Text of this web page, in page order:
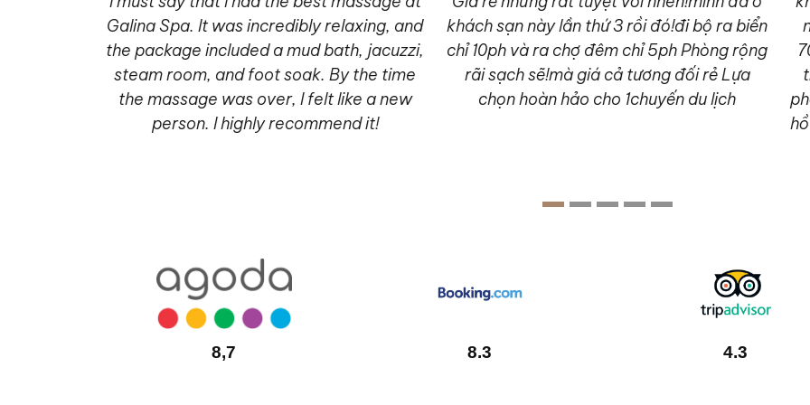
Galina Spa. It was incredibly relaxing, and
the package included a mud bath, jacuzzi,
steam room, and foot soak. By the time
the massage was over, I felt like a new
person. I highly recommend it!
khách sạn này lần thứ 3 rồi đó!đi bộ ra biển
chỉ 10ph và ra chợ đêm chỉ 5ph Phòng rộng
rãi sạch sẽ!mà giá cả tương đối rẻ Lựa
chọn hoàn hảo cho 1chuyến du lịch
8,7 8.3 4.3